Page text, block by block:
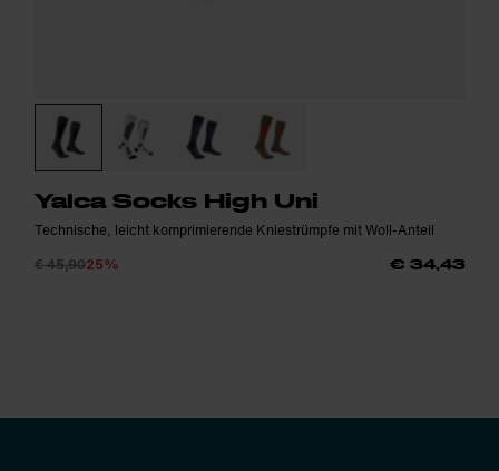
Yalca Socks High Uni
Technische, leicht komprimierende Kniestrümpfe mit Woll-Anteil
€ 45,9025% € 34,43